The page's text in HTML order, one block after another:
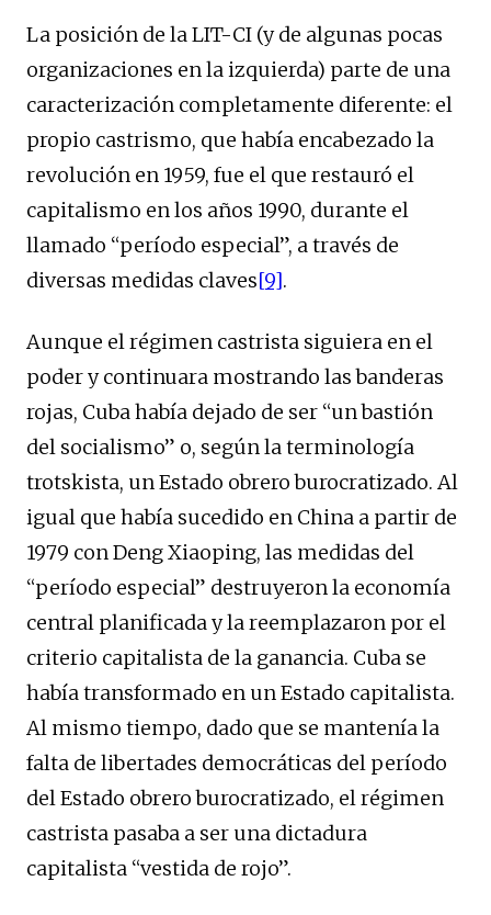
La posición de la LIT-CI (y de algunas pocas
organizaciones en la izquierda) parte de una
caracterización completamente diferente: el
propio castrismo, que había encabezado la
revolución en 1959, fue el que restauró el
capitalismo en los años 1990, durante el
llamado “período especial”, a través de
diversas medidas claves[9].
Aunque el régimen castrista siguiera en el
poder y continuara mostrando las banderas
rojas, Cuba había dejado de ser “un bastión
del socialismo” o, según la terminología
trotskista, un Estado obrero burocratizado. Al
igual que había sucedido en China a partir de
1979 con Deng Xiaoping, las medidas del
“período especial” destruyeron la economía
central planificada y la reemplazaron por el
criterio capitalista de la ganancia. Cuba se
había transformado en un Estado capitalista.
Al mismo tiempo, dado que se mantenía la
falta de libertades democráticas del período
del Estado obrero burocratizado, el régimen
castrista pasaba a ser una dictadura
capitalista “vestida de rojo”.